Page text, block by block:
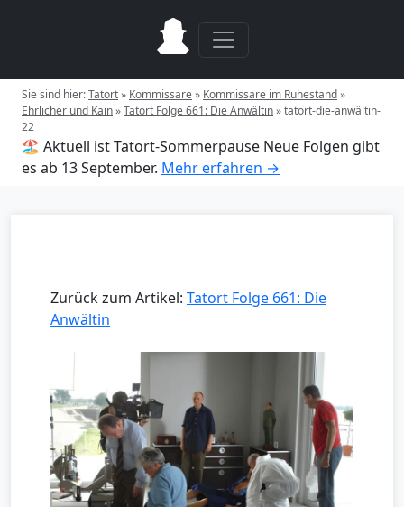
Sie sind hier:Tatort» Kommissare» Kommissare im Ruhestand»
Ehrlicher und Kain»Tatort Folge 661: Die Anwältin»tatort-die-anwältin-
22
🏖️ Aktuell ist Tatort-Sommerpause Neue Folgen gibt
es ab 13 September. Mehr erfahren →
Zurück zum Artikel: Tatort Folge 661: Die
Anwältin